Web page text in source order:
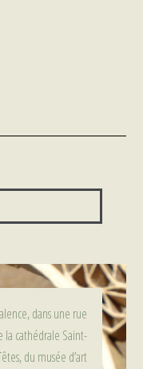
dans une rue
cathédrale Saint-
du musée d’art